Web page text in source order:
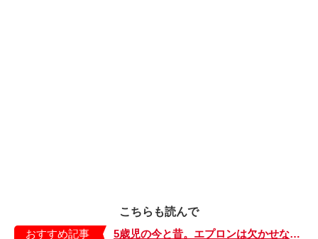
こちらも読んで
おすすめ記事
5歳児の今と昔。エプロンは欠かせない、ただ前とひとつ違うのは…【もちもち！おもちBOY・44】